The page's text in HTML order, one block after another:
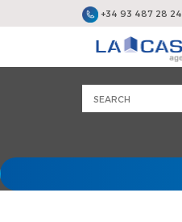
+34 93 487 28 24